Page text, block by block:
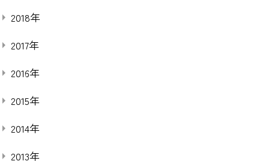
2018年
2017年
2016年
2015年
2014年
2013年